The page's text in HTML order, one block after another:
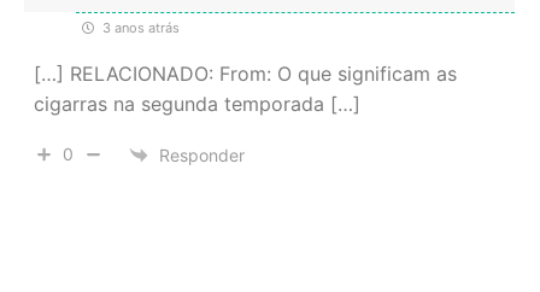
3 anos atrás
[…] RELACIONADO: From: O que significam as
cigarras na segunda temporada […]
0 Responder